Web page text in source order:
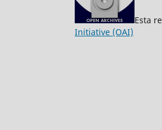
Esta
Initiative (OAI)